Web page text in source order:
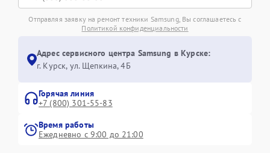
Отправляя заявку на ремонт техники Samsung, Вы соглашаетесь с
Политикой конфиденциальности
Адрес сервисного центра Samsung в Курске:
г. Курск, ул. Щепкина, 4Б
Горячая линия
+7 (800) 301-55-83
Время работы
Ежедневно с 9:00 до 21:00